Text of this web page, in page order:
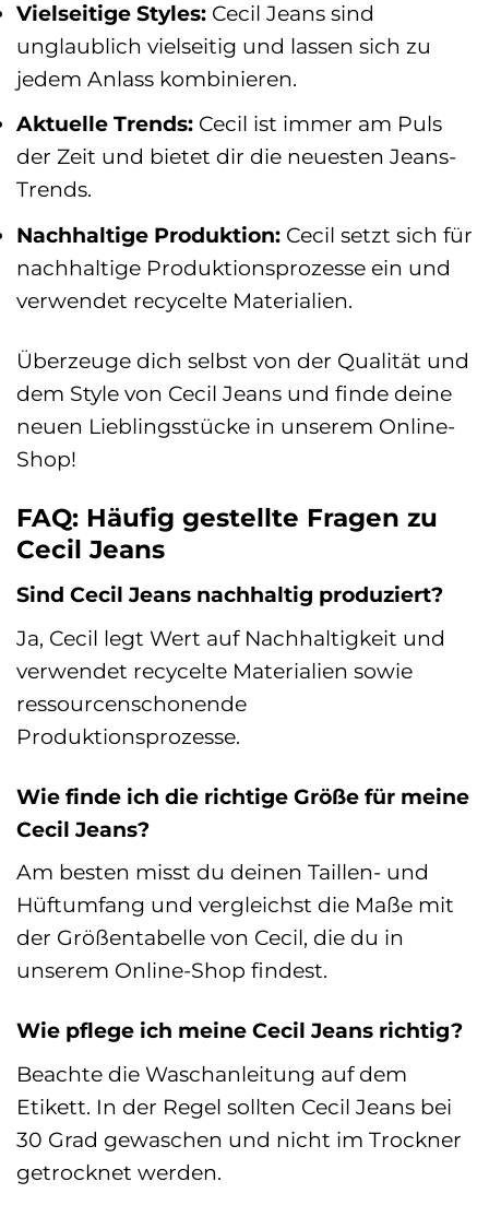
Vielseitige Styles: Cecil Jeans sind
unglaublich vielseitig und lassen sich zu
jedem Anlass kombinieren.
Aktuelle Trends: Cecil ist immer am Puls
der Zeit und bietet dir die neuesten Jeans-
Trends.
Nachhaltige Produktion: Cecil setzt sich für
nachhaltige Produktionsprozesse ein und
verwendet recycelte Materialien.
Überzeuge dich selbst von der Qualität und
dem Style von Cecil Jeans und finde deine
neuen Lieblingsstücke in unserem Online-
Shop!
FAQ: Häufig gestellte Fragen zu
Cecil Jeans
Sind Cecil Jeans nachhaltig produziert?
Ja, Cecil legt Wert auf Nachhaltigkeit und
verwendet recycelte Materialien sowie
ressourcenschonende
Produktionsprozesse.
Wie finde ich die richtige Größe für meine
Cecil Jeans?
Am besten misst du deinen Taillen- und
Hüftumfang und vergleichst die Maße mit
der Größentabelle von Cecil, die du in
unserem Online-Shop findest.
Wie pflege ich meine Cecil Jeans richtig?
Beachte die Waschanleitung auf dem
Etikett. In der Regel sollten Cecil Jeans bei
30 Grad gewaschen und nicht im Trockner
getrocknet werden.